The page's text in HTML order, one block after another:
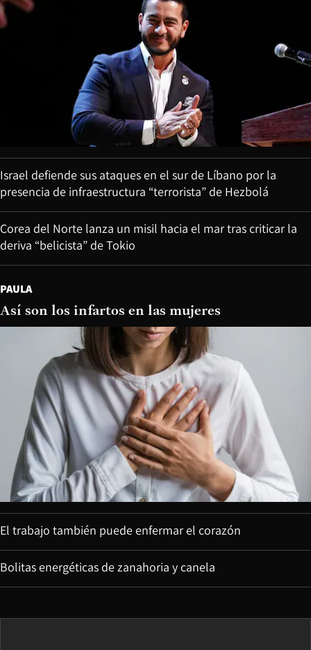
Israel defiende sus ataques en el sur de Líbano por la
presencia de infraestructura “terrorista” de Hezbolá
Corea del Norte lanza un misil hacia el mar tras criticar la
deriva “belicista” de Tokio
PAULA
Así son los infartos en las mujeres
El trabajo también puede enfermar el corazón
Bolitas energéticas de zanahoria y canela